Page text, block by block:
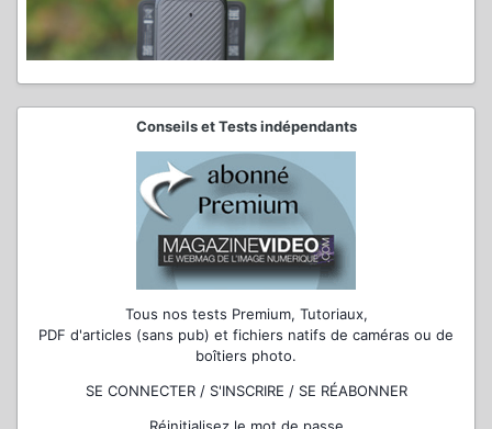
Conseils et Tests indépendants
Tous nos tests Premium, Tutoriaux,
PDF d'articles (sans pub) et fichiers natifs de caméras ou de
boîtiers photo.
SE CONNECTER / S'INSCRIRE / SE RÉABONNER
Réinitialisez le mot de passe